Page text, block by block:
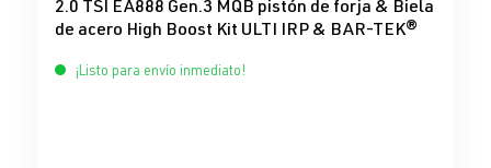
2.0 TSI EA888 Gen.3 MQB pistón de forja & Biela
de acero High Boost Kit ULTI IRP & BAR-TEK®
¡Listo para envío inmediato!